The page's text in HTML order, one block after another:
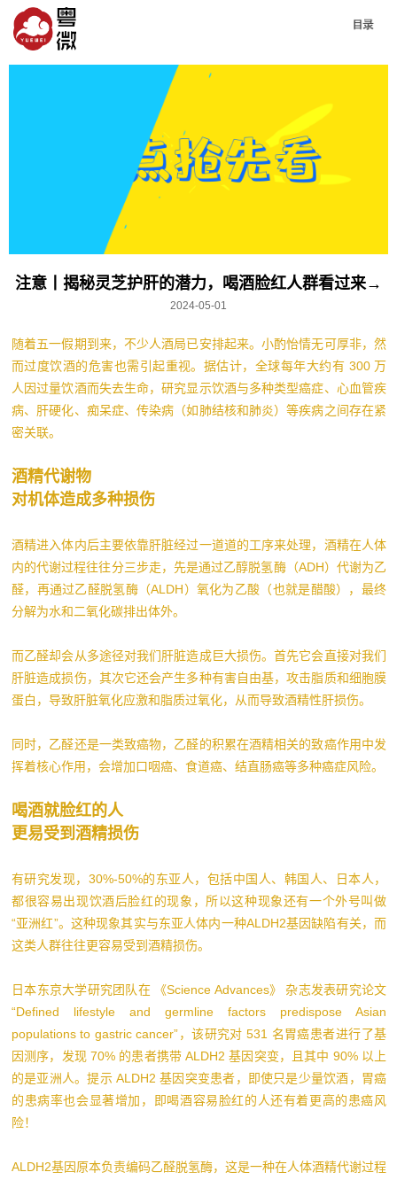
注意丨揭秘灵芝护肝的潜力，喝酒脸红人群看过来→
2024-05-01
随着五一假期到来，不少人酒局已安排起来。小酌怡情无可厚非，然
而过度饮酒的危害也需引起重视。据估计，全球每年大约有 300 万
人因过量饮酒而失去生命，研究显示饮酒与多种类型癌症、心血管疾
病、肝硬化、痴呆症、传染病（如肺结核和肺炎）等疾病之间存在紧
密关联。
酒精代谢物
对机体造成多种损伤
酒精进入体内后主要依靠肝脏经过一道道的工序来处理，酒精在人体
内的代谢过程往往分三步走，先是通过乙醇脱氢酶（ADH）代谢为乙
醛，再通过乙醛脱氢酶（ALDH）氧化为乙酸（也就是醋酸），最终
分解为水和二氧化碳排出体外。
而乙醛却会从多途径对我们肝脏造成巨大损伤。首先它会直接对我们
肝脏造成损伤，其次它还会产生多种有害自由基，攻击脂质和细胞膜
蛋白，导致肝脏氧化应激和脂质过氧化，从而导致酒精性肝损伤。
同时，乙醛还是一类致癌物，乙醛的积累在酒精相关的致癌作用中发
挥着核心作用，会增加口咽癌、食道癌、结直肠癌等多种癌症风险。
喝酒就脸红的人
更易受到酒精损伤
有研究发现，30%-50%的东亚人，包括中国人、韩国人、日本人，
都很容易出现饮酒后脸红的现象，所以这种现象还有一个外号叫做
“亚洲红”。这种现象其实与东亚人体内一种ALDH2基因缺陷有关，而
这类人群往往更容易受到酒精损伤。
日本东京大学研究团队在 《Science Advances》 杂志发表研究论文
“Defined lifestyle and germline factors predispose Asian
populations to gastric cancer”，该研究对 531 名胃癌患者进行了基
因测序，发现 70% 的患者携带 ALDH2 基因突变，且其中 90% 以上
的是亚洲人。提示 ALDH2 基因突变患者，即使只是少量饮酒，胃癌
的患病率也会显著增加，即喝酒容易脸红的人还有着更高的患癌风
险！
ALDH2基因原本负责编码乙醛脱氢酶，这是一种在人体酒精代谢过程